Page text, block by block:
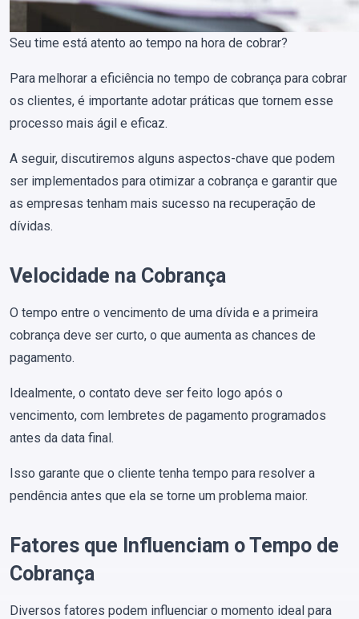
Seu time está atento ao tempo na hora de cobrar?
Para melhorar a eficiência no tempo de cobrança para cobrar
os clientes, é importante adotar práticas que tornem esse
processo mais ágil e eficaz.
A seguir, discutiremos alguns aspectos-chave que podem
ser implementados para otimizar a cobrança e garantir que
as empresas tenham mais sucesso na recuperação de
dívidas.
Velocidade na Cobrança
O tempo entre o vencimento de uma dívida e a primeira
cobrança deve ser curto, o que aumenta as chances de
pagamento.
Idealmente, o contato deve ser feito logo após o
vencimento, com lembretes de pagamento programados
antes da data final.
Isso garante que o cliente tenha tempo para resolver a
pendência antes que ela se torne um problema maior​.
Fatores que Influenciam o Tempo de
Cobrança
Diversos fatores podem influenciar o momento ideal para